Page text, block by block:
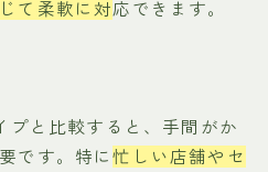
て柔軟に対応できます。
プと比較すると、手間がか
です。特に忙しい店舗やセ